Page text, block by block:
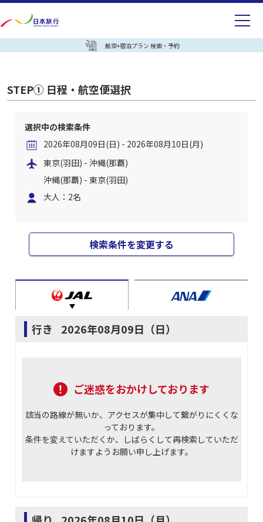
航空+宿泊プラン 検索・予約
STEP① 日程・航空便選択
選択中の検索条件
2026年08月09日(日) - 2026年08月10日(月)
東京(羽田) - 沖縄(那覇)
沖縄(那覇) - 東京(羽田)
大人：2名
検索条件を変更する
行き 2026年08月09日（日）
ご迷惑をおかけしております
該当の路線が無いか、アクセスが集中して繋がりにくくな
っております。
条件を変えていただくか、しばらくして再検索していただ
けますようお願い申し上げます。